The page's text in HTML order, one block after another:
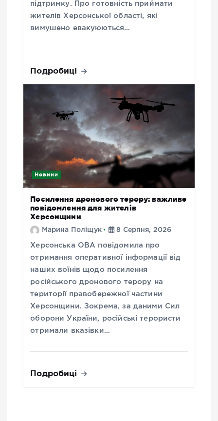
підтримку. Про готовність приймати
жителів Херсонської області, які
вимушено евакуюються…
Подробиці
Новини
Посилення дронового терору: важливе
повідомлення для жителів
Херсонщини
Марина Поліщук 8 Серпня, 2026
Херсонська ОВА повідомила про
отримання оперативної інформації від
наших воїнів щодо посилення
російського дронового терору на
території правобережної частини
Херсонщини. Зокрема, за даними Сил
оборони України, російські терористи
отримали вказівки…
Подробиці